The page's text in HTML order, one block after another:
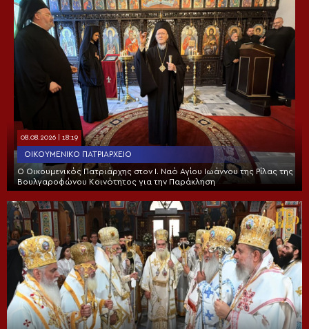
08.08.2026 | 18:19
ΟΙΚΟΥΜΕΝΙΚΌ ΠΑΤΡΙΑΡΧΕΊΟ
Ο Οικουμενικός Πατριάρχης στον I. Ναό Αγίου Ιωάννου της Ρίλας της
Βουλγαροφώνου Κοινότητος για την Παράκληση